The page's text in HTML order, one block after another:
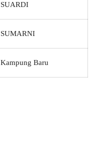
SUARDI
SUMARNI
Kampung Baru